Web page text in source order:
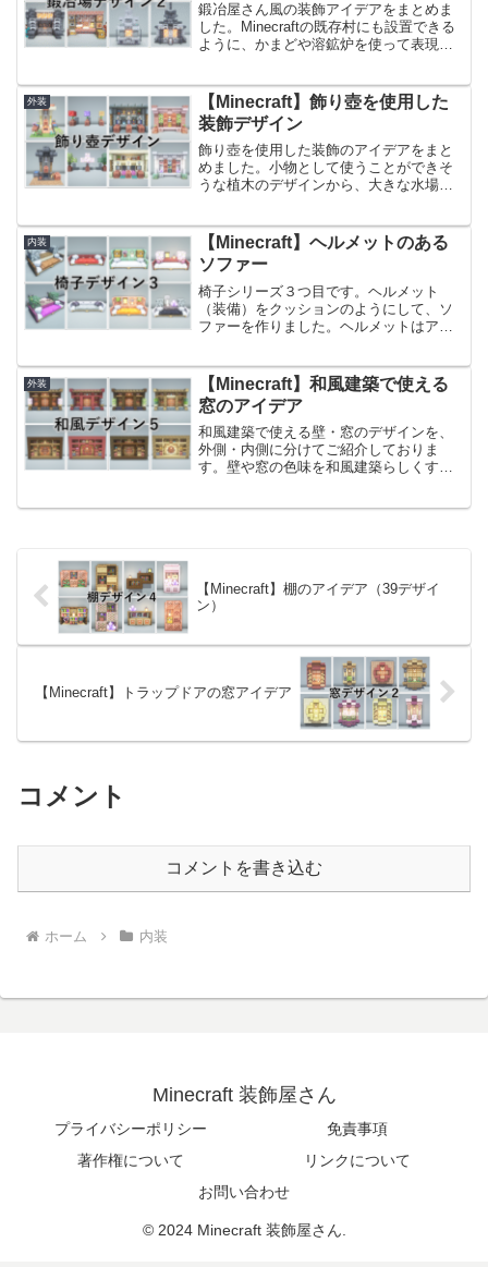
鍛冶屋さん風の装飾アイデアをまとめま
した。Minecraftの既存村にも設置できる
ように、かまどや溶鉱炉を使って表現し
飾したいときにおすすめのデザインで
す。前...
外装
【Minecraft】飾り壺を使用した
装飾デザイン
飾り壺を使用した装飾のアイデアをまと
めました。小物として使うことができそ
うな植木のデザインから、大きな水場の
で、お好きな飾り壺を作って、入れ替え
てご使用ください！前回ご...
内装
【Minecraft】ヘルメットのある
ソファー
椅子シリーズ３つ目です。ヘルメット
（装備）をクッションのようにして、ソ
ファーを作りました。ヘルメットはアー
インです。クッションがあることで小さ
くても高級感のあるソファーに...
外装
【Minecraft】和風建築で使える
窓のアイデア
和風建築で使える壁・窓のデザインを、
外側・内側に分けてご紹介しておりま
す。壁や窓の色味を和風建築らしくする
【Minecraft】棚のアイデア（39デザイ
ン）
【Minecraft】トラップドアの窓アイデア
コメント
コメントを書き込む
ホーム 内装
Minecraft 装飾屋さん
プライバシーポリシー
免責事項
著作権について
リンクについて
お問い合わせ
© 2024 Minecraft 装飾屋さん.